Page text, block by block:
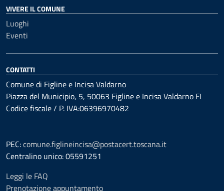
VIVERE IL COMUNE
Luoghi
Eventi
CONTATTI
Comune di Figline e Incisa Valdarno
Piazza del Municipio, 5, 50063 Figline e Incisa Valdarno FI
Codice fiscale / P. IVA:06396970482
PEC:comune.figlineincisa@postacert.toscana.it
Centralino unico: 05591251
Leggi le FAQ
Prenotazione appuntamento